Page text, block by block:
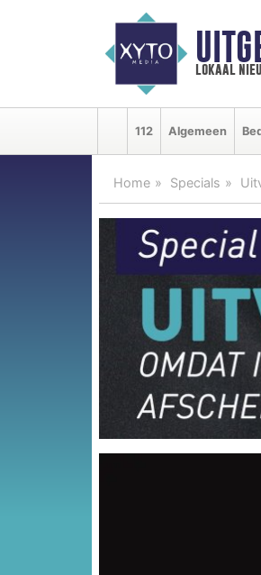
lokaal
112 Algemeen
Home Specials